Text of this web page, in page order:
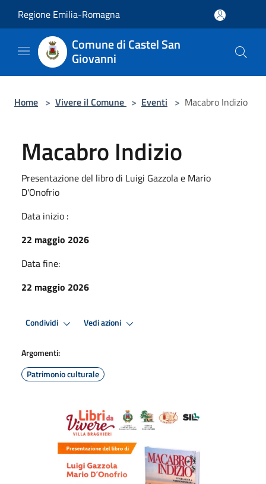
Regione Emilia-Romagna
Comune di Castel San
Giovanni
Home > Vivere il Comune > Eventi > Macabro Indizio
Macabro Indizio
Presentazione del libro di Luigi Gazzola e Mario
D'Onofrio
Data inizio :
22 maggio 2026
Data fine:
22 maggio 2026
Condividi Vedi azioni
Argomenti:
Patrimonio culturale